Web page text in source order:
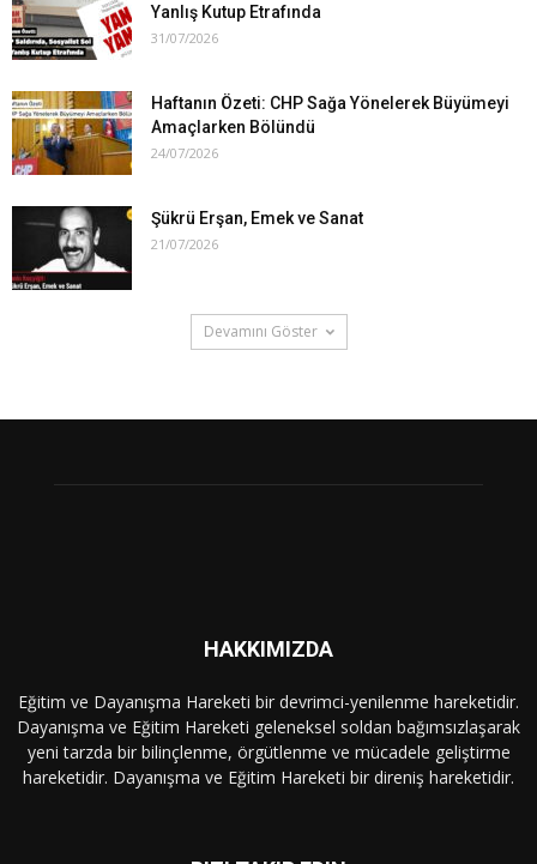
Yanlış Kutup Etrafında
31/07/2026
Haftanın Özeti: CHP Sağa Yönelerek Büyümeyi
Amaçlarken Bölündü
24/07/2026
Şükrü Erşan, Emek ve Sanat
21/07/2026
Devamını Göster
HAKKIMIZDA
Eğitim ve Dayanışma Hareketi bir devrimci-yenilenme hareketidir.
Dayanışma ve Eğitim Hareketi geleneksel soldan bağımsızlaşarak
yeni tarzda bir bilinçlenme, örgütlenme ve mücadele geliştirme
hareketidir. Dayanışma ve Eğitim Hareketi bir direniş hareketidir.